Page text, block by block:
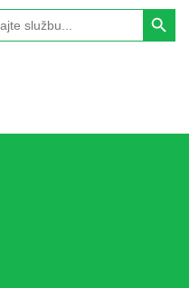
Search Button